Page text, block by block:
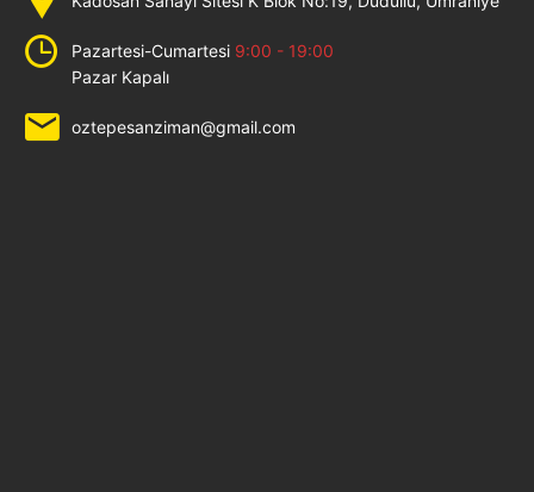
Pazartesi-Cumartesi 9:00 - 19:00
Pazar Kapalı
oztepesanziman@gmail.com